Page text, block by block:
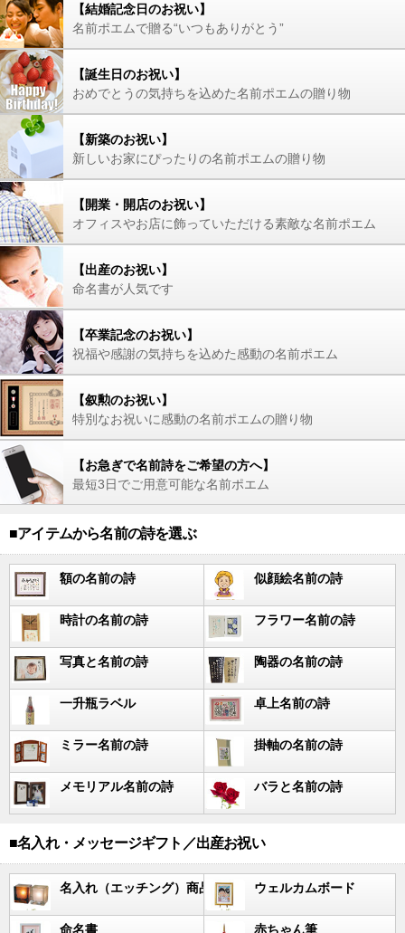
【結婚記念日のお祝い】
名前ポエムで贈る“いつもありがとう”
【誕生日のお祝い】
おめでとうの気持ちを込めた名前ポエムの贈り物
【新築のお祝い】
新しいお家にぴったりの名前ポエムの贈り物
【開業・開店のお祝い】
オフィスやお店に飾っていただける素敵な名前ポエム
【出産のお祝い】
命名書が人気です
【卒業記念のお祝い】
祝福や感謝の気持ちを込めた感動の名前ポエム
【叙勲のお祝い】
特別なお祝いに感動の名前ポエムの贈り物
【お急ぎで名前詩をご希望の方へ】
最短3日でご用意可能な名前ポエム
■アイテムから名前の詩を選ぶ
額の名前の詩 似顔絵名前の詩
時計の名前の詩 フラワー名前の詩
写真と名前の詩 陶器の名前の詩
一升瓶ラベル 卓上名前の詩
ミラー名前の詩 掛軸の名前の詩
メモリアル名前の詩 バラと名前の詩
■名入れ・メッセージギフト／出産お祝い
名入れ（エッチング）商品 ウェルカムボード
命名書 赤ちゃん筆